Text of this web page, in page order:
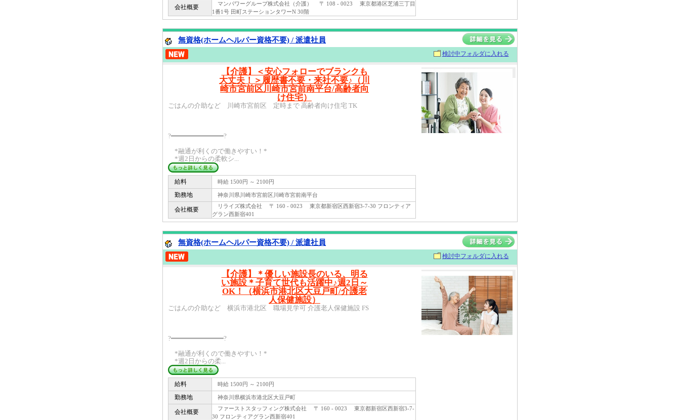
会社概要
マンパワーグループ株式会社（介護） 〒 108 - 0023 東京都港区芝浦三丁目
1番1号 田町ステーションタワーN 30階
無資格(ホームヘルパー資格不要) / 派遣社員
検討中フォルダに入れる
【介護】＜安心フォローでブランクも
大丈夫！＞履歴書不要・来社不要♪（川
崎市宮前区川崎市宮前南平台/高齢者向
け住宅）
ごはんの介助など 川崎市宮前区 定時まで 高齢者向け住宅 TK
?━━━━━━━━━━━━━?
*融通が利くので働きやすい！*
*週2日からの柔軟シ...
給料 時給 1500円 ～ 2100円
勤務地 神奈川県川崎市宮前区川崎市宮前南平台
会社概要
リライズ株式会社 〒 160 - 0023 東京都新宿区西新宿3-7-30 フロンティア
グラン西新宿401
無資格(ホームヘルパー資格不要) / 派遣社員
検討中フォルダに入れる
【介護】＊優しい施設長のいる、明る
い施設＊子育て世代も活躍中♪週2日～
OK！（横浜市港北区大豆戸町/介護老
人保健施設）
ごはんの介助など 横浜市港北区 職場見学可 介護老人保健施設 FS
?━━━━━━━━━━━━━?
*融通が利くので働きやすい！*
*週2日からの柔...
給料 時給 1500円 ～ 2100円
勤務地 神奈川県横浜市港北区大豆戸町
会社概要
ファーストスタッフィング株式会社 〒 160 - 0023 東京都新宿区西新宿3-7-
30 フロンティアグラン西新宿401